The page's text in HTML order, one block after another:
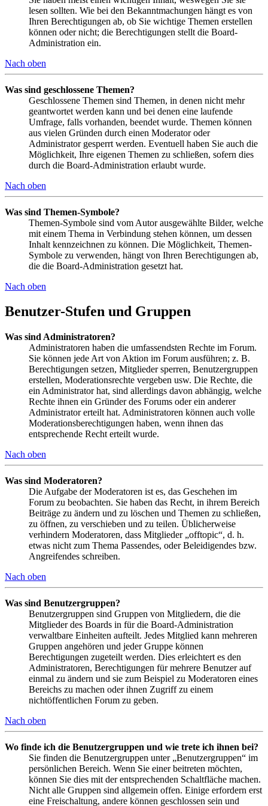
lesen sollten. Wie bei den Bekanntmachungen hängt es von
Ihren Berechtigungen ab, ob Sie wichtige Themen erstellen
können oder nicht; die Berechtigungen stellt die Board-
Administration ein.
Nach oben
Was sind geschlossene Themen?
Geschlossene Themen sind Themen, in denen nicht mehr
geantwortet werden kann und bei denen eine laufende
Umfrage, falls vorhanden, beendet wurde. Themen können
aus vielen Gründen durch einen Moderator oder
Administrator gesperrt werden. Eventuell haben Sie auch die
Möglichkeit, Ihre eigenen Themen zu schließen, sofern dies
durch die Board-Administration erlaubt wurde.
Nach oben
Was sind Themen-Symbole?
Themen-Symbole sind vom Autor ausgewählte Bilder, welche
mit einem Thema in Verbindung stehen können, um dessen
Inhalt kennzeichnen zu können. Die Möglichkeit, Themen-
Symbole zu verwenden, hängt von Ihren Berechtigungen ab,
die die Board-Administration gesetzt hat.
Nach oben
Benutzer-Stufen und Gruppen
Was sind Administratoren?
Administratoren haben die umfassendsten Rechte im Forum.
Sie können jede Art von Aktion im Forum ausführen; z. B.
Berechtigungen setzen, Mitglieder sperren, Benutzergruppen
erstellen, Moderationsrechte vergeben usw. Die Rechte, die
ein Administrator hat, sind allerdings davon abhängig, welche
Rechte ihnen ein Gründer des Forums oder ein anderer
Administrator erteilt hat. Administratoren können auch volle
Moderationsberechtigungen haben, wenn ihnen das
entsprechende Recht erteilt wurde.
Nach oben
Was sind Moderatoren?
Die Aufgabe der Moderatoren ist es, das Geschehen im
Forum zu beobachten. Sie haben das Recht, in ihrem Bereich
Beiträge zu ändern und zu löschen und Themen zu schließen,
zu öffnen, zu verschieben und zu teilen. Üblicherweise
verhindern Moderatoren, dass Mitglieder „offtopic“, d. h.
etwas nicht zum Thema Passendes, oder Beleidigendes bzw.
Angreifendes schreiben.
Nach oben
Was sind Benutzergruppen?
Benutzergruppen sind Gruppen von Mitgliedern, die die
Mitglieder des Boards in für die Board-Administration
verwaltbare Einheiten aufteilt. Jedes Mitglied kann mehreren
Gruppen angehören und jeder Gruppe können
Berechtigungen zugeteilt werden. Dies erleichtert es den
Administratoren, Berechtigungen für mehrere Benutzer auf
einmal zu ändern und sie zum Beispiel zu Moderatoren eines
Bereichs zu machen oder ihnen Zugriff zu einem
nichtöffentlichen Forum zu geben.
Nach oben
Wo finde ich die Benutzergruppen und wie trete ich ihnen bei?
Sie finden die Benutzergruppen unter „Benutzergruppen“ im
persönlichen Bereich. Wenn Sie einer beitreten möchten,
können Sie dies mit der entsprechenden Schaltfläche machen.
Nicht alle Gruppen sind allgemein offen. Einige erfordern erst
eine Freischaltung, andere können geschlossen sein und